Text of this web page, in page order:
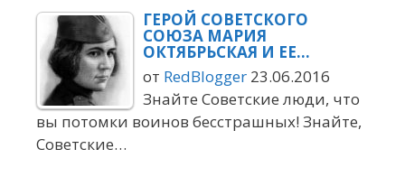
ГЕРОЙ СОВЕТСКОГО
СОЮЗА МАРИЯ
ОКТЯБРЬСКАЯ И ЕЕ…
от RedBlogger 23.06.2016
Знайте Советские люди, что
вы потомки воинов бесстрашных! Знайте,
Советские…